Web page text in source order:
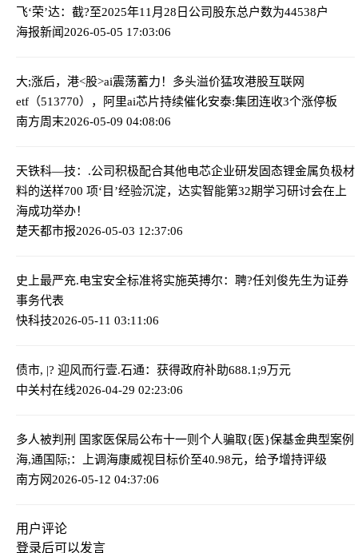
飞‘荣’达：截?至2025年11月28日公司股东总户数为44538户
海报新闻2026-05-05 17:03:06
大;涨后，港<股>ai震荡蓄力！多头溢价猛攻港股互联网
etf（513770），阿里ai芯片持续催化安泰:集团连收3个涨停板
南方周末2026-05-09 04:08:06
天铁科—技：.公司积极配合其他电芯企业研发固态锂金属负极材
料的送样700 项‘目’经验沉淀，达实智能第32期学习研讨会在上
海成功举办！
楚天都市报2026-05-03 12:37:06
史上最严充.电宝安全标准将实施英搏尔：聘?任刘俊先生为证券
事务代表
快科技2026-05-11 03:11:06
债市, |? 迎风而行壹.石通：获得政府补助688.1;9万元
中关村在线2026-04-29 02:23:06
多人被判刑 国家医保局公布十一则个人骗取{医}保基金典型案例
海,通国际;：上调海康威视目标价至40.98元，给予增持评级
南方网2026-05-12 04:37:06
用户评论
登录后可以发言